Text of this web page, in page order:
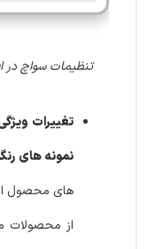
تنظیمات سواچ در
تغییرات
نمونه های
های محصول
از محصولات